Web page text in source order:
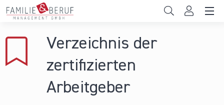
Direkt zum Inhalt
Gemeinden
Verzeichnis der
zertifizierten
Arbeitgeber